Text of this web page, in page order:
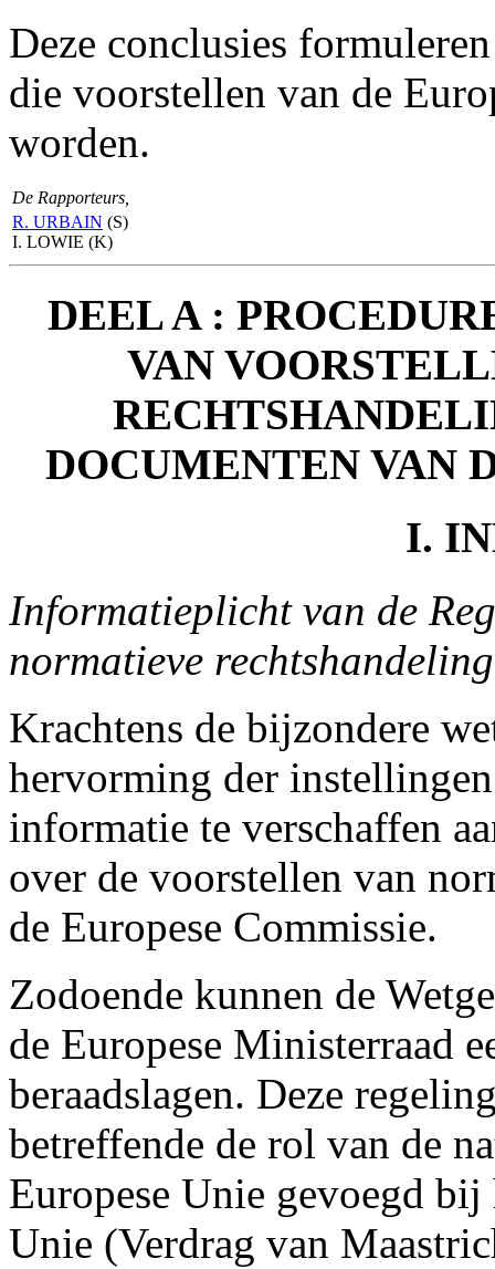
Deze conclusies
die voorstellen van de
worden.
De Rapporteurs,
R. URBAIN (S)
I. LOWIE (K)
DEEL A :
VAN
DOCUMENTEN VAN
I.
Informatieplicht van de
normatieve
Krachtens de bijzondere
hervorming der
informatie te verschaffen
over de voorstellen van
de Europese Commissie.
Zodoende kunnen de
de Europese Ministerraad
beraadslagen. Deze
betreffende de rol van de
Europese Unie gevoegd
Unie (Verdrag van